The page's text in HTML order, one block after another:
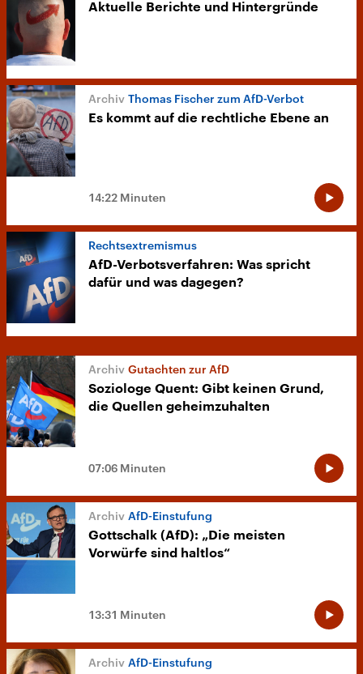
Aktuelle Berichte und Hintergründe
Thomas Fischer zum AfD-Verbot
Es kommt auf die rechtliche Ebene an
14:22 Minuten
Rechtsextremismus
AfD-Verbotsverfahren: Was spricht
dafür und was dagegen?
Gutachten zur AfD
Soziologe Quent: Gibt keinen Grund,
die Quellen geheimzuhalten
07:06 Minuten
AfD-Einstufung
Gottschalk (AfD): „Die meisten
Vorwürfe sind haltlos“
13:31 Minuten
AfD-Einstufung